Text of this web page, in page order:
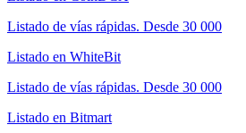
Listado de vías rápidas. Desde 30 000
Listado en WhiteBit
Listado de vías rápidas. Desde 30 000
Listado en Bitmart